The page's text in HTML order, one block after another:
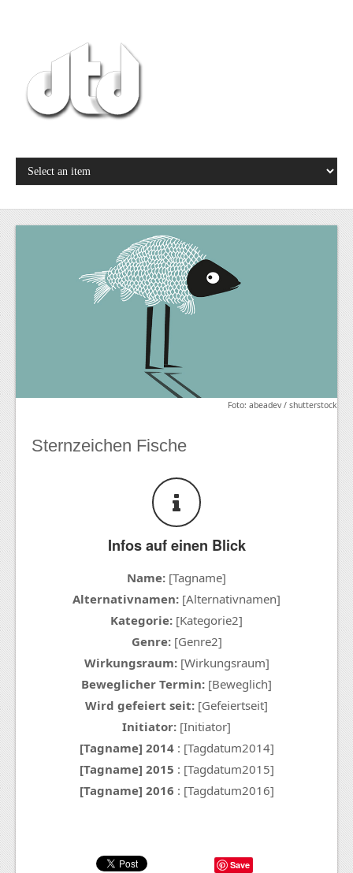
Foto: abeadev / shutterstock
Sternzeichen Fische
Infos auf einen Blick
Name: [Tagname]
Alternativnamen: [Alternativnamen]
Kategorie: [Kategorie2]
Genre:[Genre2]
Wirkungsraum:[Wirkungsraum]
Beweglicher Termin: [Beweglich]
Wird gefeiert seit: [Gefeiertseit]
Initiator: [Initiator]
[Tagname] 2014 : [Tagdatum2014]
[Tagname] 2015 : [Tagdatum2015]
[Tagname] 2016 : [Tagdatum2016]
Save